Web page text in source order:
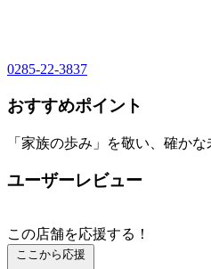
0285-22-3837
おすすめポイント
「家族の歩み」を敬い、確か
ユーザーレビュー
この店舗を応援する！
ここから応援